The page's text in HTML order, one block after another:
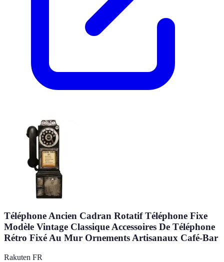
Téléphone Ancien Cadran Rotatif Téléphone Fixe
Modèle Vintage Classique Accessoires De Téléphone
Rétro Fixé Au Mur Ornements Artisanaux Café-Bar
Rakuten FR